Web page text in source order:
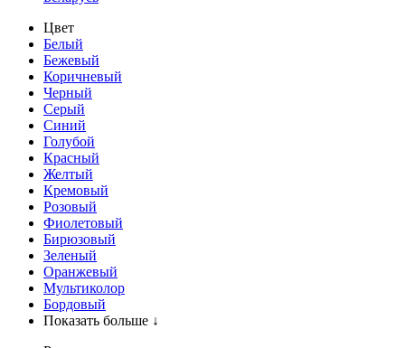
Цвет
Белый
Бежевый
Коричневый
Черный
Серый
Синий
Голубой
Красный
Желтый
Кремовый
Розовый
Фиолетовый
Бирюзовый
Зеленый
Оранжевый
Мультиколор
Бордовый
Показать больше ↓